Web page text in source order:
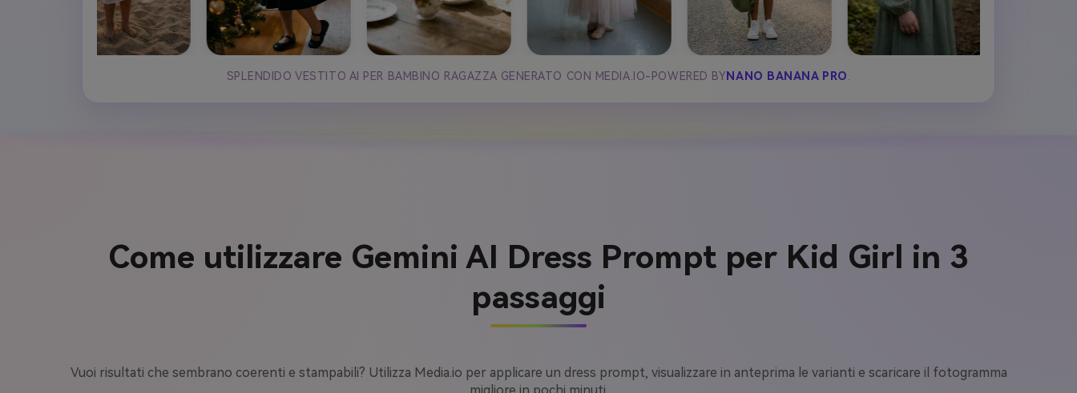
SPLENDIDO VESTITO AI PER BAMBINO RAGAZZA GENERATO CON MEDIA.IO-POWERED BY NANO BANANA PRO
Come utilizzare Gemini AI Dress Prompt per Kid Girl in 3
passaggi
Vuoi risultati che sembrano coerenti e stampabili? Utilizza Media.io per applicare un dress prompt, visualizzare in anteprima le varianti e scaricare il fotogramma